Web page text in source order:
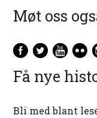
Møt oss
Få nye
Bli med blant